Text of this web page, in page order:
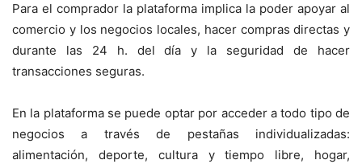
Para el comprador la plataforma implica la poder apoyar al
comercio y los negocios locales, hacer compras directas y
durante las 24 h. del día y la seguridad de hacer
transacciones seguras.
En la plataforma se puede optar por acceder a todo tipo de
negocios a través de pestañas individualizadas:
alimentación, deporte, cultura y tiempo libre, hogar,